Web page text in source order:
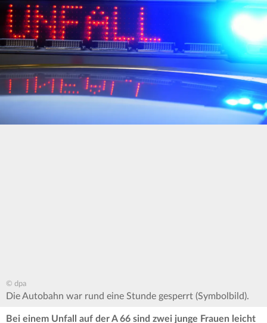
© dpa
Die Autobahn war rund eine Stunde gesperrt (Symbolbild).
Bei einem Unfall auf der A 66 sind zwei junge Frauen leicht